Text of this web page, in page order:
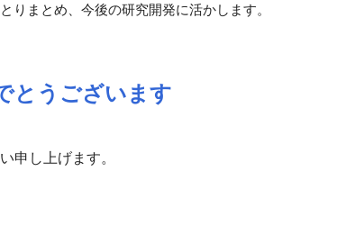
りまとめ、今後の研究開発に活かします。
とうございます
申し上げます。